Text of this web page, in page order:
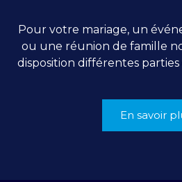
Pour votre mariage, un
ou une réunion de famille
disposition différentes
En savoir